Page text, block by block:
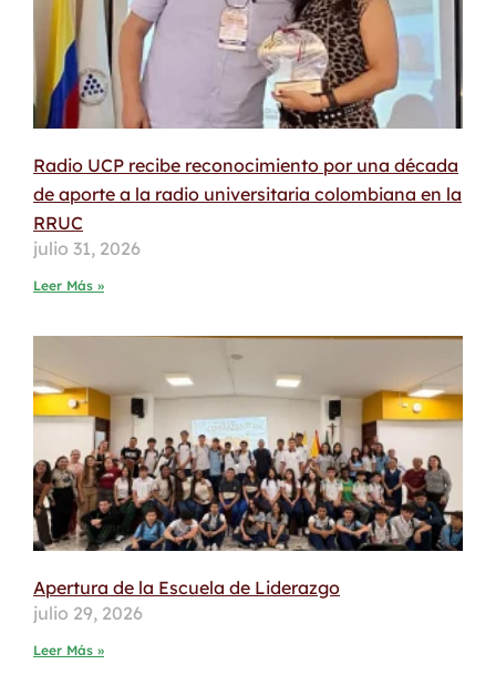
Radio UCP recibe reconocimiento por una década
de aporte a la radio universitaria colombiana en la
RRUC
julio 31, 2026
Leer Más »
Apertura de la Escuela de Liderazgo
julio 29, 2026
Leer Más »